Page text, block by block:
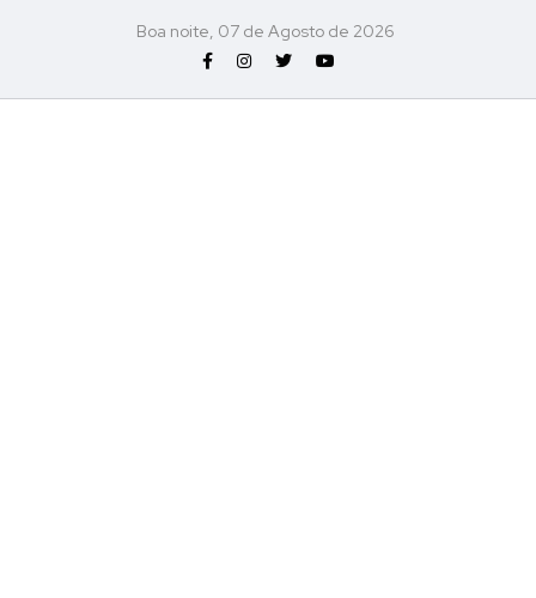
Boa noite, 07 de Agosto de 2026